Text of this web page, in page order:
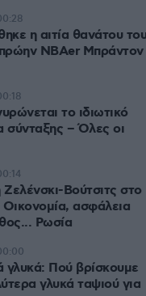
η αιτία θανάτου του
NBAer Μπράντον
το ιδιωτικό
σύνταξης – Όλες οι
Βούτσιτς στο
Οικονομία, ασφάλεια
Ρωσία
γλυκά: Πού βρίσκουμε
γλυκά ταψιού για